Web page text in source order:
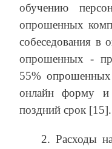
обучению
опрошенных
собеседования в
опрошенных -
55% опрошенных
онлайн форму и
поздний срок [15].
2. Расходы